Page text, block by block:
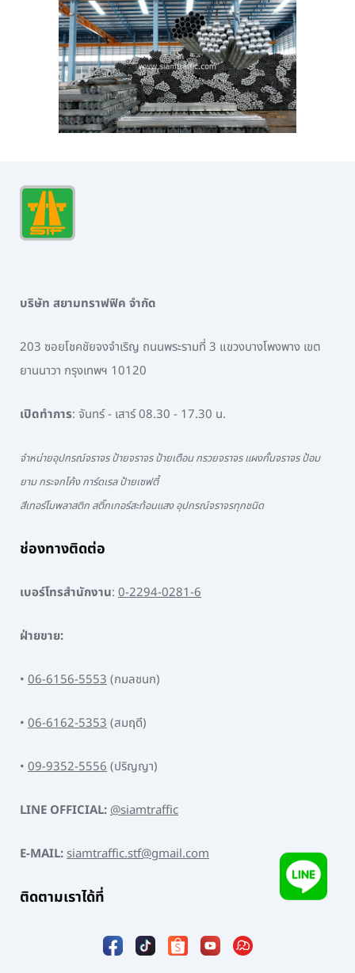
บริษัท สยามทราฟฟิค จำกัด
203 ซอยโชคชัยจงจำเริญ ถนนพระรามที่ 3 แขวงบางโพงพาง เขต
ยานนาวา กรุงเทพฯ 10120
เปิดทำการ: จันทร์ - เสาร์ 08.30 - 17.30 น.
จำหน่ายอุปกรณ์จราจร ป้ายจราจร ป้ายเตือน กรวยจราจร แผงกั้นจราจร ป้อม
ยาม กระจกโค้ง การ์ดเรล ป้ายเซฟตี้
สีเทอร์โมพลาสติก สติ๊กเกอร์สะท้อนแสง อุปกรณ์จราจรทุกชนิด
ช่องทางติดต่อ
เบอร์โทรสำนักงาน: 0-2294-0281-6
ฝ่ายขาย:
• 06-6156-5553(กมลชนก)
• 06-6162-5353(สมฤดี)
• 09-9352-5556(ปริญญา)
LINE OFFICIAL:@siamtraffic
E-MAIL:siamtraffic.stf@gmail.com
ติดตามเราได้ที่